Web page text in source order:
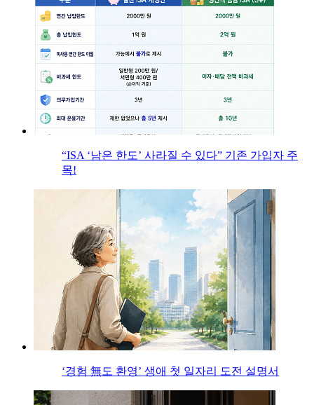
“ISA ‘남은 한도’ 사라질 수 있다” 기존 가입자 주
목!
‘경험 無도 환영’ 생애 첫 일자리 도전 설명서